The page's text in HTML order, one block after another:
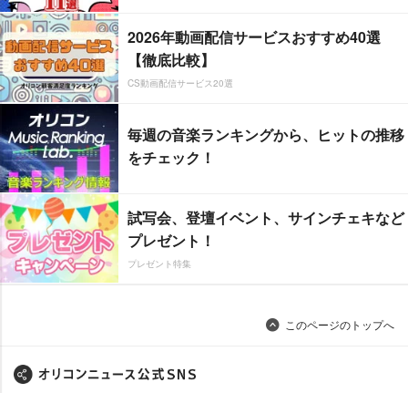
2026年動画配信サービスおすすめ40選
【徹底比較】
CS動画配信サービス20選
毎週の音楽ランキングから、ヒットの推移
をチェック！
試写会、登壇イベント、サインチェキなど
プレゼント！
プレゼント特集
このページのトップへ